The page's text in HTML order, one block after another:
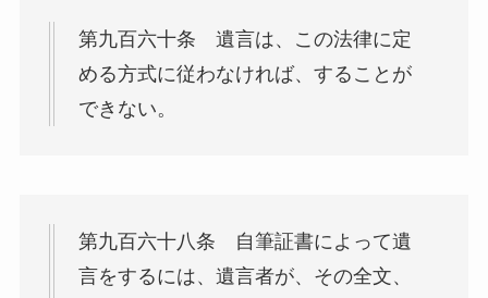
第九百六十条 遺言は、この法律に定
める方式に従わなければ、することが
できない。
第九百六十八条 自筆証書によって遺
言をするには、遺言者が、その全文、